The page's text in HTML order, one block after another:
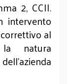
2, CCII.
intervento
al
natura